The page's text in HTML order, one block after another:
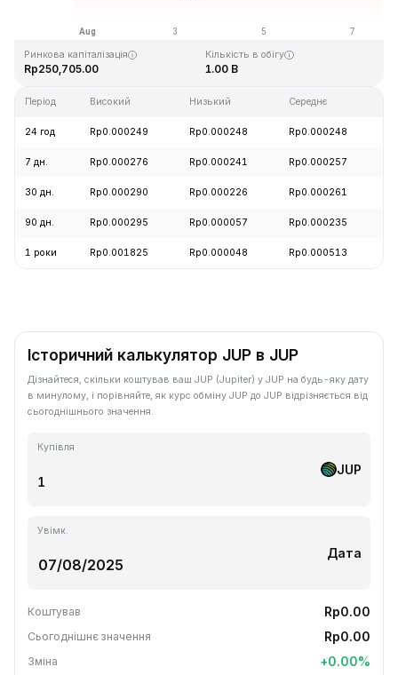
Rp0.128999 Rp0.000004
Ринкова капіталізація
Rp250,705.00
Кількість в обігу
1.00 B
Період Високий Низький Середнє
24 год Rp0.000249 Rp0.000248 Rp0.000248
7 дн. Rp0.000276 Rp0.000241 Rp0.000257
30 дн. Rp0.000290 Rp0.000226 Rp0.000261
90 дн. Rp0.000295 Rp0.000057 Rp0.000235
1 роки Rp0.001825 Rp0.000048 Rp0.000513
Історичний калькулятор JUP в JUP
Дізнайтеся, скільки коштував ваш JUP (Jupiter) у JUP на будь-яку дату
в минулому, і порівняйте, як курс обміну JUP до JUP відрізняється від
сьогоднішнього значення.
Купівля
JUP
Увімк.
Дата
Коштував Rp0.00
Сьогоднішнє значення Rp0.00
Зміна +0.00%